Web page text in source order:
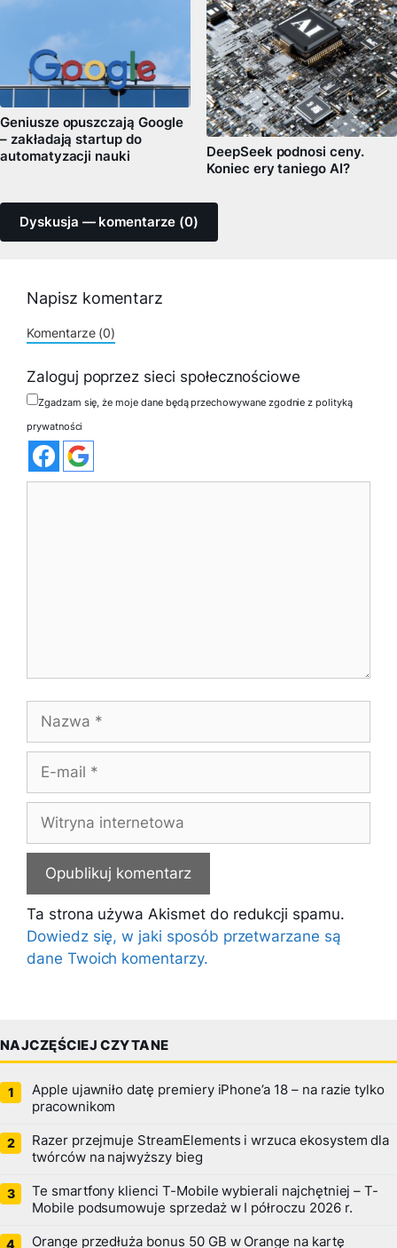
Geniusze opuszczają Google
– zakładają startup do
automatyzacji nauki
DeepSeek podnosi ceny.
Koniec ery taniego AI?
Dyskusja — komentarze (0)
Napisz komentarz
Komentarze (0)
Zaloguj poprzez sieci społecznościowe
Zgadzam się, że moje dane będą przechowywane zgodnie z polityką
prywatności
Nazwa
Witryna
internetowa
Ta strona używa Akismet do redukcji spamu.
Dowiedz się, w jaki sposób przetwarzane są
dane Twoich komentarzy.
NAJCZĘŚCIEJ CZYTANE
Apple ujawniło datę premiery iPhone’a 18 – na razie tylko
pracownikom
Razer przejmuje StreamElements i wrzuca ekosystem dla
twórców na najwyższy bieg
Te smartfony klienci T-Mobile wybierali najchętniej – T-
Mobile podsumowuje sprzedaż w I półroczu 2026 r.
Orange przedłuża bonus 50 GB w Orange na kartę